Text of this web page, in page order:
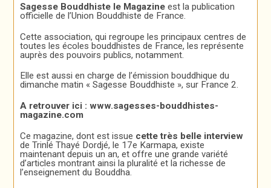
Sagesse Bouddhiste le Magazine est la publication
officielle de l’Union Bouddhiste de France.
Cette association, qui regroupe les principaux centres de
toutes les écoles bouddhistes de France, les représente
auprès des pouvoirs publics, notamment.
Elle est aussi en charge de l’émission bouddhique du
dimanche matin « Sagesse Bouddhiste », sur France 2.
A retrouver ici :www.sagesses-bouddhistes-
magazine.com
Ce magazine, dont est issue cette très belle interview
de Trinlé Thayé Dordjé, le 17e Karmapa, existe
maintenant depuis un an, et offre une grande variété
d’articles montrant ainsi la pluralité et la richesse de
l’enseignement du Bouddha.